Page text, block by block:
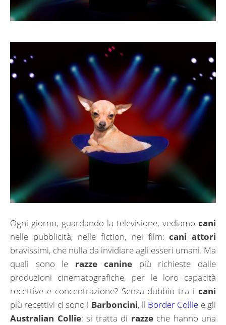
Ogni giorno, guardando la televisione, vediamo cani
nelle pubblicità, nelle fiction, nei film:cani attori
bravissimi, che nulla da invidiare agli esseri umani. Ma
quali sono le razze canine più richieste dalle
produzioni cinematografiche, per le loro capacità
recettive e concentrazione? Senza dubbio tra i cani
più recettivi ci sono i Barboncini, il Border Collie e gli
Australian Collie: si tratta di razzeche hanno una